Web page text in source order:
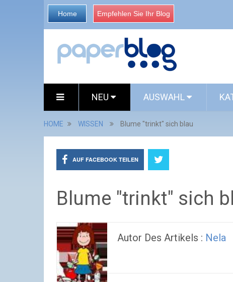
Home Empfehlen Sie Ihr Blog
NEU AUSWAHL
HOME WISSEN Blume "trinkt" sich blau
AUF FACEBOOK TEILEN
Blume "trinkt" sich
Autor Des Artikels : Nela